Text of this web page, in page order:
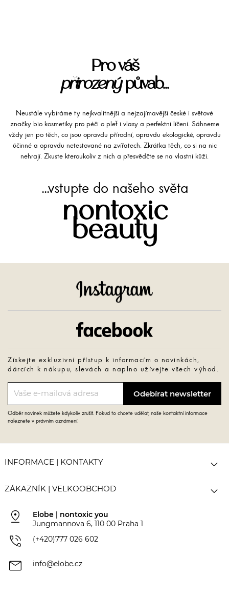
Pro váš
přirozenýpůvab...
Neustále vybíráme ty nejkvalitnější a nejzajímavější české i světové
značky bio kosmetiky pro péči o pleť i vlasy a perfektní líčení. Sáhneme
vždy jen po těch, co jsou opravdu přírodní, opravdu ekologické, opravdu
účinné a opravdu netestované na zvířatech. Zkrátka těch, co si na nic
nehrají. Zkuste kteroukoliv z nich a přesvědčte se na vlastní kůži.
...vstupte do našeho světa
nontoxic
beauty
Získejte exkluzivní přístup k informacím o novinkách,
dárcích k nákupu, slevách a naplno užívejte všech výhod.
Odběr novinek můžete kdykoliv zrušit. Pokud to chcete udělat, naše kontaktní informace
naleznete v právním oznámení.
INFORMACE | KONTAKTY 
ZÁKAZNÍK | VELKOOBCHOD 
pin_drop
Elobe | nontoxic you
Jungmannova 6, 110 00 Praha 1
phone_in_talk (+420)777 026 602
mail info@elobe.cz